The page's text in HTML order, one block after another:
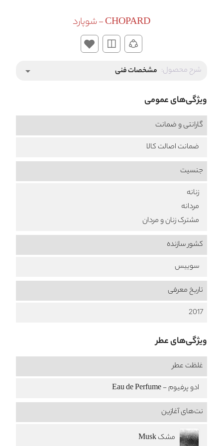
CHOPARD - شوپارد
شرح محصول: مشخصات فنی arrow_drop_down
ویژگی‌های عمومی
گارانتی و ضمانت
ضمانت اصالت کالا
جنسیت
زنانه
مردانه
مشترک زنان و مردان
کشور سازنده
سوییس
تاریخ معرفی
2017
ویژگی‌های عطر
غلظت عطر
ادو پرفیوم - Eau de Perfume
نت‌های آغازین
مشک Musk